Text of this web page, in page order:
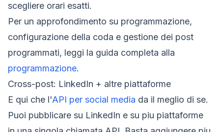
scegliere orari esatti.
Per un approfondimento su programmazione,
configurazione della coda e gestione dei post
programmati, leggi la guida completa alla
programmazione.
Cross-post: LinkedIn + altre piattaforme
E qui che l'API per social media da il meglio di se.
Puoi pubblicare su LinkedIn e su piu piattaforme